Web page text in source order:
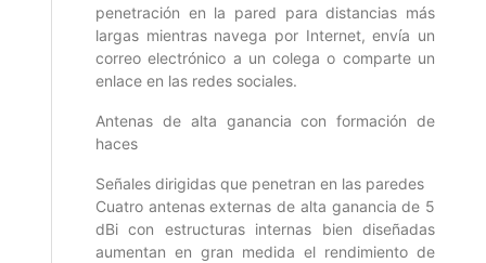
penetración en la pared para distancias más
largas mientras navega por Internet, envía un
correo electrónico a un colega o comparte un
enlace en las redes sociales.
Antenas de alta ganancia con formación de
haces
Señales dirigidas que penetran en las paredes
Cuatro antenas externas de alta ganancia de 5
dBi con estructuras internas bien diseñadas
aumentan en gran medida el rendimiento de